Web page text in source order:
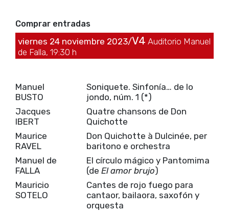
Comprar entradas
viernes 24 noviembre 2023/V4 Auditorio Manuel
de Falla, 19:30 h
Manuel
BUSTO
Soniquete. Sinfonía… de lo
jondo, núm. 1 (*)
Jacques
IBERT
Quatre chansons de Don
Quichotte
Maurice
RAVEL
Don Quichotte à Dulcinée, per
baritono e orchestra
Manuel de
FALLA
El círculo mágico y Pantomima
(deEl amor brujo)
Mauricio
SOTELO
Cantes de rojo fuego para
cantaor, bailaora, saxofón y
orquesta